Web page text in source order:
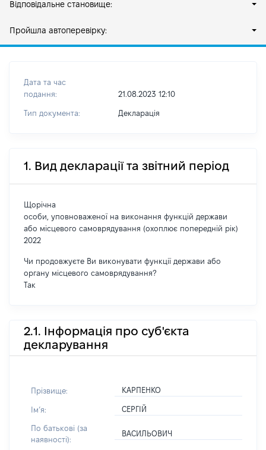
Відповідальне становище:
Пройшла автоперевірку:
Дата та час
подання:
21.08.2023 12:10
Тип документа: Декларація
1. Вид декларації та звітний період
Щорічна
особи, уповноваженої на виконання функцій держави
або місцевого самоврядування (охоплює попередній рік)
2022
Чи продовжуєте Ви виконувати функції держави або
органу місцевого самоврядування?
Так
2.1. Інформація про суб'єкта
декларування
Прізвище: КАРПЕНКО
Імʼя: СЕРГІЙ
По батькові (за
наявності):
ВАСИЛЬОВИЧ